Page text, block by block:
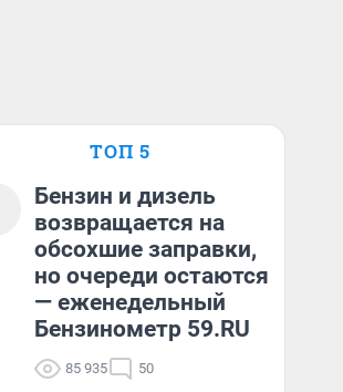
ТОП 5
Бензин и дизель
возвращается на
обсохшие заправки,
но очереди остаются
— еженедельный
Бензинометр 59.RU
85 935 50